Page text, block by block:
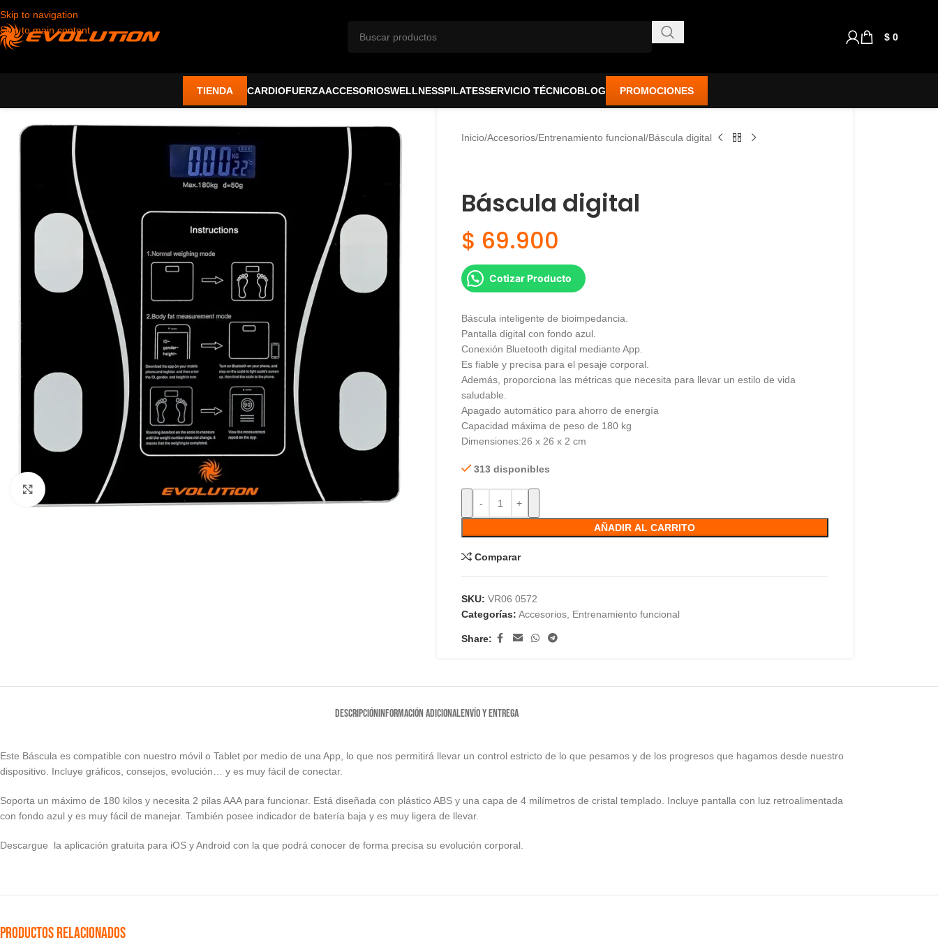
Skip to navigation
Skip to main content
$0
TIENDA CARDIOFUERZAACCESORIOSWELLNESSPILATESSERVICIO TÉCNICOBLOG PROMOCIONES
Click to enlarge
Inicio Accesorios Entrenamiento funcional Báscula digital
Báscula digital
$ 69.900
Cotizar Producto
Báscula inteligente de bioimpedancia.
Pantalla digital con fondo azul.
Conexión Bluetooth digital mediante App.
Es fiable y precisa para el pesaje corporal.
Además, proporciona las métricas que necesita para llevar un estilo de vida
saludable.
Apagado automático para ahorro de energía
Capacidad máxima de peso de 180 kg
Dimensiones:26 x 26 x 2 cm
313 disponibles
AÑADIR AL CARRITO
Comparar
SKU: VR06 0572
Categorías: Accesorios, Entrenamiento funcional
Share:
DESCRIPCIÓNINFORMACIÓN ADICIONALENVÍO Y ENTREGA
Este Báscula es compatible con nuestro móvil o Tablet por medio de una App, lo que nos permitirá llevar un control estricto de lo que pesamos y de los progresos que hagamos desde nuestro
dispositivo. Incluye gráficos, consejos, evolución… y es muy fácil de conectar.
Soporta un máximo de 180 kilos y necesita 2 pilas AAA para funcionar. Está diseñada con plástico ABS y una capa de 4 milímetros de cristal templado. Incluye pantalla con luz retroalimentada
con fondo azul y es muy fácil de manejar. También posee indicador de batería baja y es muy ligera de llevar.
Descargue la aplicación gratuita para iOS y Android con la que podrá conocer de forma precisa su evolución corporal.
Productos relacionados